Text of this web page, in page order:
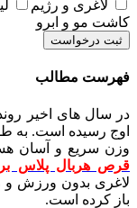
لاغری و رژیم
کاشت مو و ابرو
ثبت درخواست
فهرست مطالب
در سال های اخیر
اوج رسیده است. به
وزن سریع و آسان
قرص هربال پلاس
لاغری بدون ورزش و
باز کرده است.